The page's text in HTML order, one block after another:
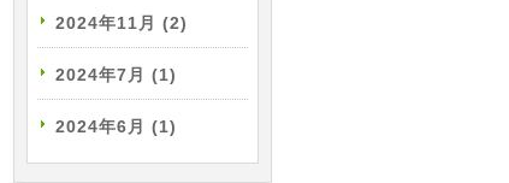
2024年11月 (2)
2024年7月 (1)
2024年6月 (1)